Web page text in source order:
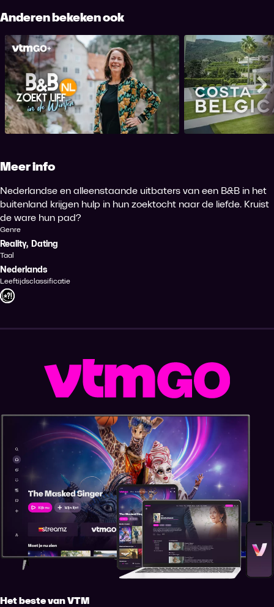
Anderen bekeken ook
B&B zoekt Lief NL: Winter Costa
Meer info
Nederlandse en alleenstaande uitbaters van een B&B in het
buitenland krijgen hulp in hun zoektocht naar de liefde. Kruist
de ware hun pad?
Genre
Reality, Dating
Taal
Nederlands
Leeftijdsclassificatie
Het beste van VTM